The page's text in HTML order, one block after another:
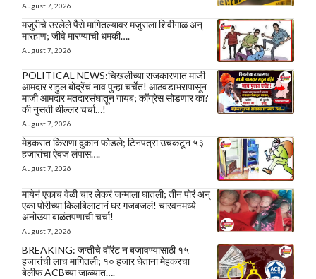
August 7, 2026
मजुरीचे उरलेले पैसे मागितल्यावर मजुराला शिवीगाळ अन्
मारहाण; जीवे मारण्याची धमकी….
August 7, 2026
POLITICAL NEWS:चिखलीच्या राजकारणात माजी
आमदार राहुल बोंद्रेंचं नाव पुन्हा चर्चेत! आठवडाभरापासून
माजी आमदार मतदारसंघातून गायब; काँग्रेस सोडणार का?
की नुसती थील्लर चर्चा…!
August 7, 2026
मेहकरात किराणा दुकान फोडले; टिनपत्रा उचकटून ५३
हजारांचा ऐवज लंपास….
August 7, 2026
मायेनं एकाच वेळी चार लेकरं जन्माला घातली; तीन पोरं अन्
एका पोरीच्या किलबिलाटानं घर गजबजलं! चारवनमध्ये
अनोख्या बाळंतपणाची चर्चा!
August 7, 2026
BREAKING: जप्तीचे वॉरंट न बजावण्यासाठी १५
हजारांची लाच मागितली; १० हजार घेताना मेहकरचा
बेलीफ ACBच्या जाळ्यात….